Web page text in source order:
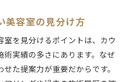
美容室の見分け方
室を見分けるポイントは、カウ
術実績の多さにあります。なぜ
た提案力が重要だからです。